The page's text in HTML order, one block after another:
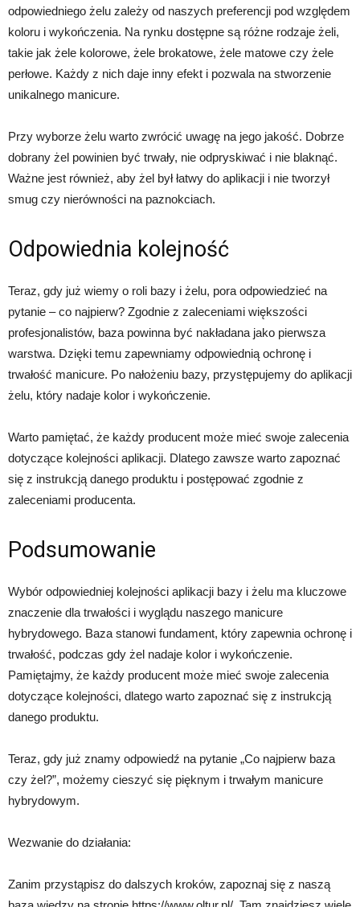
odpowiedniego żelu zależy od naszych preferencji pod względem
koloru i wykończenia. Na rynku dostępne są różne rodzaje żeli,
takie jak żele kolorowe, żele brokatowe, żele matowe czy żele
perłowe. Każdy z nich daje inny efekt i pozwala na stworzenie
unikalnego manicure.
Przy wyborze żelu warto zwrócić uwagę na jego jakość. Dobrze
dobrany żel powinien być trwały, nie odpryskiwać i nie blaknąć.
Ważne jest również, aby żel był łatwy do aplikacji i nie tworzył
smug czy nierówności na paznokciach.
Odpowiednia kolejność
Teraz, gdy już wiemy o roli bazy i żelu, pora odpowiedzieć na
pytanie – co najpierw? Zgodnie z zaleceniami większości
profesjonalistów, baza powinna być nakładana jako pierwsza
warstwa. Dzięki temu zapewniamy odpowiednią ochronę i
trwałość manicure. Po nałożeniu bazy, przystępujemy do aplikacji
żelu, który nadaje kolor i wykończenie.
Warto pamiętać, że każdy producent może mieć swoje zalecenia
dotyczące kolejności aplikacji. Dlatego zawsze warto zapoznać
się z instrukcją danego produktu i postępować zgodnie z
zaleceniami producenta.
Podsumowanie
Wybór odpowiedniej kolejności aplikacji bazy i żelu ma kluczowe
znaczenie dla trwałości i wyglądu naszego manicure
hybrydowego. Baza stanowi fundament, który zapewnia ochronę i
trwałość, podczas gdy żel nadaje kolor i wykończenie.
Pamiętajmy, że każdy producent może mieć swoje zalecenia
dotyczące kolejności, dlatego warto zapoznać się z instrukcją
danego produktu.
Teraz, gdy już znamy odpowiedź na pytanie „Co najpierw baza
czy żel?”, możemy cieszyć się pięknym i trwałym manicure
hybrydowym.
Wezwanie do działania:
Zanim przystąpisz do dalszych kroków, zapoznaj się z naszą